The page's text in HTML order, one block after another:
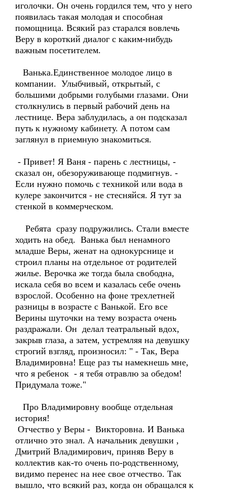
иголочки. Он очень гордился тем, что у него
появилась такая молодая и способная
помощница. Всякий раз старался вовлечь
Веру в короткий диалог с каким-нибудь
важным посетителем.
Ванька.Единственное молодое лицо в
компании. Улыбчивый, открытый, с
большими добрыми голубыми глазами. Они
столкнулись в первый рабочий день на
лестнице. Вера заблудилась, а он подсказал
путь к нужному кабинету. А потом сам
заглянул в приемную знакомиться.
- Привет! Я Ваня - парень с лестницы, -
сказал он, обезоруживающе подмигнув. -
Если нужно помочь с техникой или вода в
кулере закончится - не стесняйся. Я тут за
стенкой в коммерческом.
Ребята сразу подружились. Стали вместе
ходить на обед. Ванька был ненамного
младше Веры, женат на однокурснице и
строил планы на отдельное от родителей
жилье. Верочка же тогда была свободна,
искала себя во всем и казалась себе очень
взрослой. Особенно на фоне трехлетней
разницы в возрасте с Ванькой. Его все
Верины шуточки на тему возраста очень
раздражали. Он делал театральный вдох,
закрыв глаза, а затем, устремляя на девушку
строгий взгляд, произносил: " - Так, Вера
Владимировна! Еще раз ты намекнешь мне,
что я ребенок - я тебя отравлю за обедом!
Придумала тоже."
Про Владимировну вообще отдельная
история!
Отчество у Веры - Викторовна. И Ванька
отлично это знал. А начальник девушки ,
Дмитрий Владимирович, приняв Веру в
коллектив как-то очень по-родственному,
видимо перенес на нее свое отчество. Так
вышло, что всякий раз, когда он обращался к